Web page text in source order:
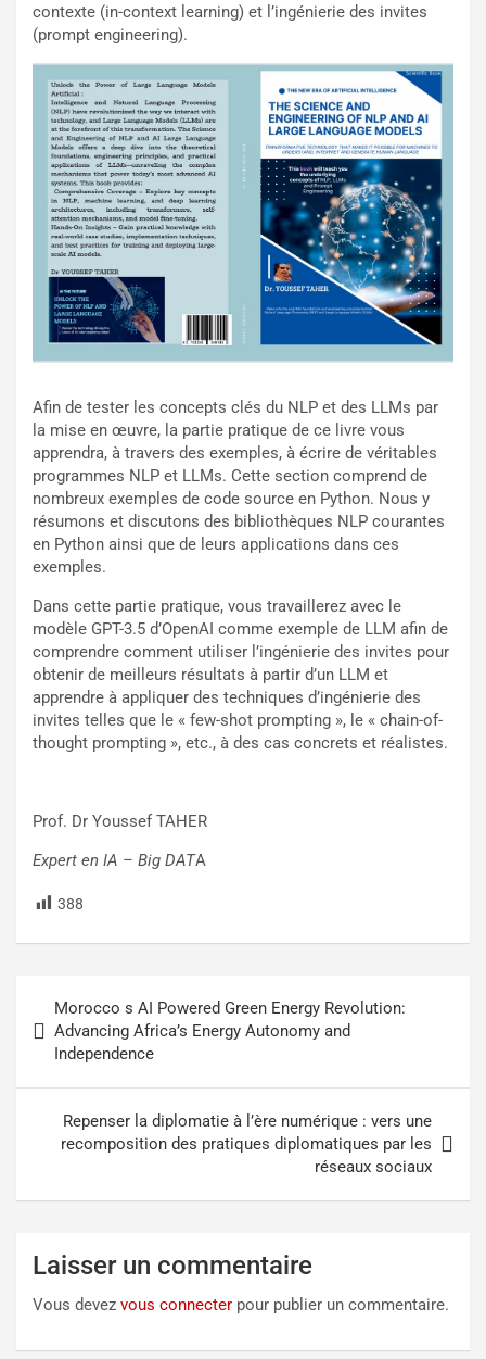
contexte (in-context learning) et l’ingénierie des invites
(prompt engineering).
Afin de tester les concepts clés du NLP et des LLMs par
la mise en œuvre, la partie pratique de ce livre vous
apprendra, à travers des exemples, à écrire de véritables
programmes NLP et LLMs. Cette section comprend de
nombreux exemples de code source en Python. Nous y
résumons et discutons des bibliothèques NLP courantes
en Python ainsi que de leurs applications dans ces
exemples.
Dans cette partie pratique, vous travaillerez avec le
modèle GPT-3.5 d’OpenAI comme exemple de LLM afin de
comprendre comment utiliser l’ingénierie des invites pour
obtenir de meilleurs résultats à partir d’un LLM et
apprendre à appliquer des techniques d’ingénierie des
invites telles que le « few-shot prompting », le « chain-of-
thought prompting », etc., à des cas concrets et réalistes.
Prof. Dr Youssef TAHER
Expert en IA – Big DATA
388
Morocco s AI Powered Green Energy Revolution:
Advancing Africa’s Energy Autonomy and
Independence
Repenser la diplomatie à l’ère numérique : vers une
recomposition des pratiques diplomatiques par les
réseaux sociaux
Laisser un commentaire
Vous devez vous connecter pour publier un commentaire.